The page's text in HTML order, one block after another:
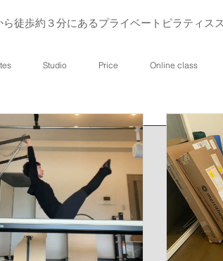
徒歩約３分にあるプライベートピラティスス
Studio Price Online class